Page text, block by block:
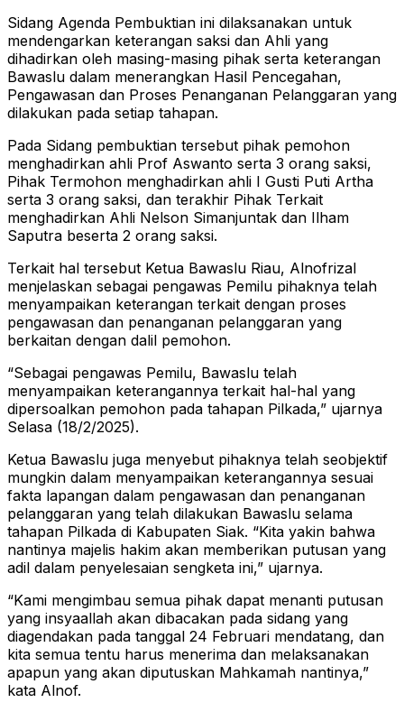
Sidang Agenda Pembuktian ini dilaksanakan untuk
mendengarkan keterangan saksi dan Ahli yang
dihadirkan oleh masing-masing pihak serta keterangan
Bawaslu dalam menerangkan Hasil Pencegahan,
Pengawasan dan Proses Penanganan Pelanggaran yang
dilakukan pada setiap tahapan.
Pada Sidang pembuktian tersebut pihak pemohon
menghadirkan ahli Prof Aswanto serta 3 orang saksi,
Pihak Termohon menghadirkan ahli I Gusti Puti Artha
serta 3 orang saksi, dan terakhir Pihak Terkait
menghadirkan Ahli Nelson Simanjuntak dan Ilham
Saputra beserta 2 orang saksi.
Terkait hal tersebut Ketua Bawaslu Riau, Alnofrizal
menjelaskan sebagai pengawas Pemilu pihaknya telah
menyampaikan keterangan terkait dengan proses
pengawasan dan penanganan pelanggaran yang
berkaitan dengan dalil pemohon.
“Sebagai pengawas Pemilu, Bawaslu telah
menyampaikan keterangannya terkait hal-hal yang
dipersoalkan pemohon pada tahapan Pilkada,” ujarnya
Selasa (18/2/2025).
Ketua Bawaslu juga menyebut pihaknya telah seobjektif
mungkin dalam menyampaikan keterangannya sesuai
fakta lapangan dalam pengawasan dan penanganan
pelanggaran yang telah dilakukan Bawaslu selama
tahapan Pilkada di Kabupaten Siak. “Kita yakin bahwa
nantinya majelis hakim akan memberikan putusan yang
adil dalam penyelesaian sengketa ini,” ujarnya.
“Kami mengimbau semua pihak dapat menanti putusan
yang insyaallah akan dibacakan pada sidang yang
diagendakan pada tanggal 24 Februari mendatang, dan
kita semua tentu harus menerima dan melaksanakan
apapun yang akan diputuskan Mahkamah nantinya,”
kata Alnof.